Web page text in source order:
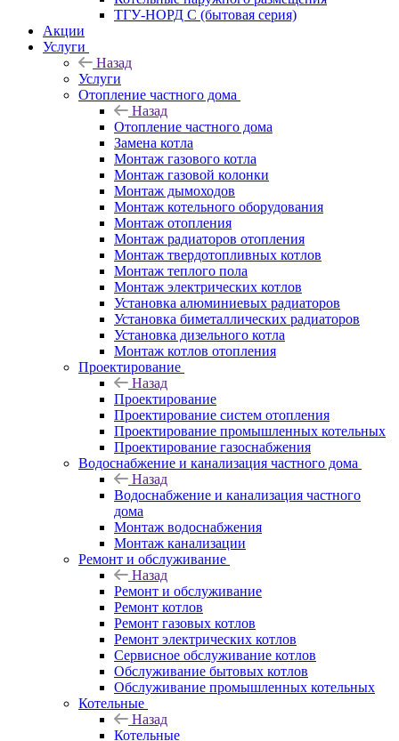
ТГУ-НОРД С (бытовая серия)
Акции
Услуги
Назад
Услуги
Отопление частного дома
Назад
Отопление частного дома
Замена котла
Монтаж газового котла
Монтаж газовой колонки
Монтаж дымоходов
Монтаж котельного оборудования
Монтаж отопления
Монтаж радиаторов отопления
Монтаж твердотопливных котлов
Монтаж теплого пола
Монтаж электрических котлов
Установка алюминиевых радиаторов
Установка биметаллических радиаторов
Установка дизельного котла
Монтаж котлов отопления
Проектирование
Назад
Проектирование
Проектирование систем отопления
Проектирование промышленных котельных
Проектирование газоснабжения
Водоснабжение и канализация частного дома
Назад
Водоснабжение и канализация частного
дома
Монтаж водоснабжения
Монтаж канализации
Ремонт и обслуживание
Назад
Ремонт и обслуживание
Ремонт котлов
Ремонт газовых котлов
Ремонт электрических котлов
Сервисное обслуживание котлов
Обслуживание бытовых котлов
Обслуживание промышленных котельных
Котельные
Назад
Котельные